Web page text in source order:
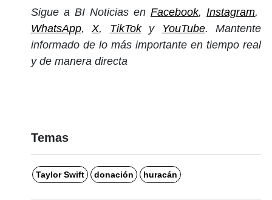
Sigue a BI Noticias en Facebook, Instagram,
WhatsApp,X, TikToky YouTube. Mantente
informado de lo más importante en tiempo real
y de manera directa
Temas
Taylor Swift donación huracán